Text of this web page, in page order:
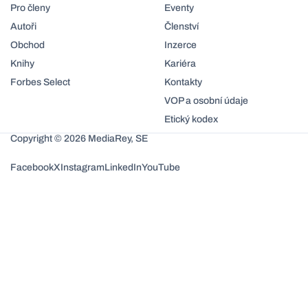
Pro členy
Autoři
Obchod
Knihy
Forbes Select
Eventy
Členství
Inzerce
Kariéra
Kontakty
VOP a osobní údaje
Etický kodex
Copyright © 2026 MediaRey, SE
FacebookXInstagramLinkedInYouTube